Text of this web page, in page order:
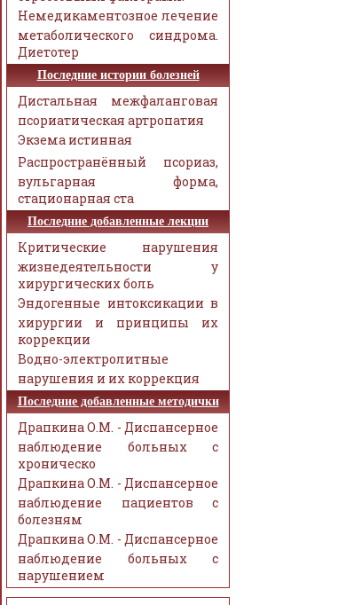
Немедикаментозное лечение
метаболического синдрома.
Диетотер
Последние истории болезней
Дистальная межфаланговая
псориатическая артропатия
Экзема истинная
Распространённый псориаз,
вульгарная форма,
стационарная ста
Последние добавленные лекции
Критические нарушения
жизнедеятельности у
хирургических боль
Эндогенные интоксикации в
хирургии и принципы их
коррекции
Водно-электролитные
нарушения и их коррекция
Последние добавленные методички
Драпкина О.М. - Диспансерное
наблюдение больных с
хроническо
Драпкина О.М. - Диспансерное
наблюдение пациентов с
болезням
Драпкина О.М. - Диспансерное
наблюдение больных с
нарушением